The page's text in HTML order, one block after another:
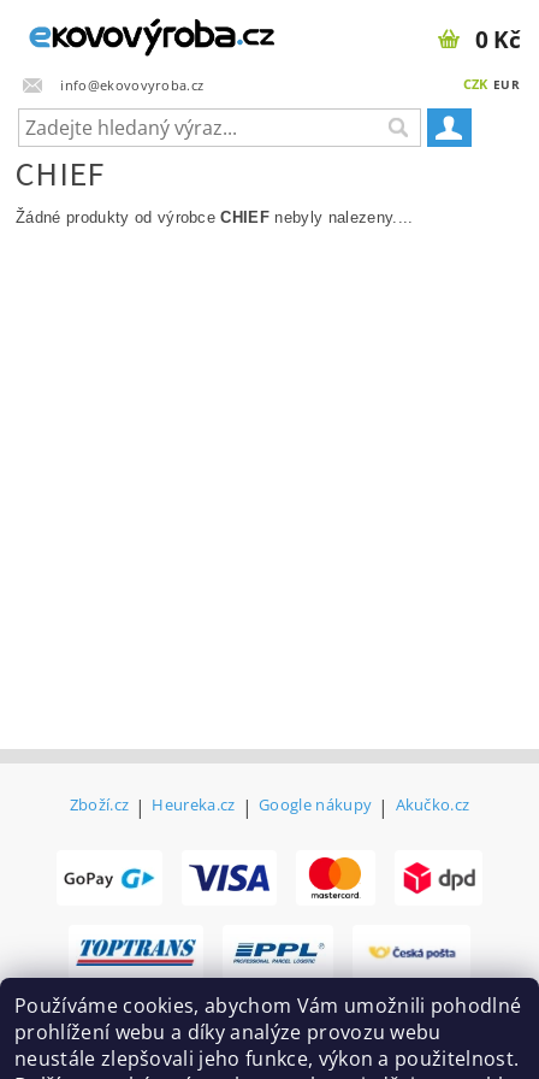
info@ekovovyroba.cz CZK EUR
0 Kč
CHIEF
Žádné produkty od výrobceCHIEF nebyly nalezeny....
Zboží.cz | Heureka.cz | Google nákupy | Akučko.cz
Používáme cookies, abychom Vám umožnili pohodlné
prohlížení webu a díky analýze provozu webu
neustále zlepšovali jeho funkce, výkon a použitelnost.